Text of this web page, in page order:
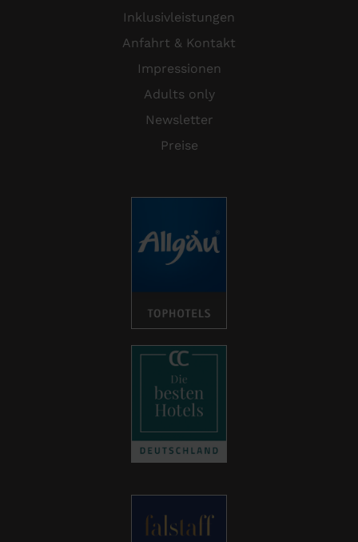
Inklusivleistungen
Anfahrt & Kontakt
Impressionen
Adults only
Newsletter
Preise